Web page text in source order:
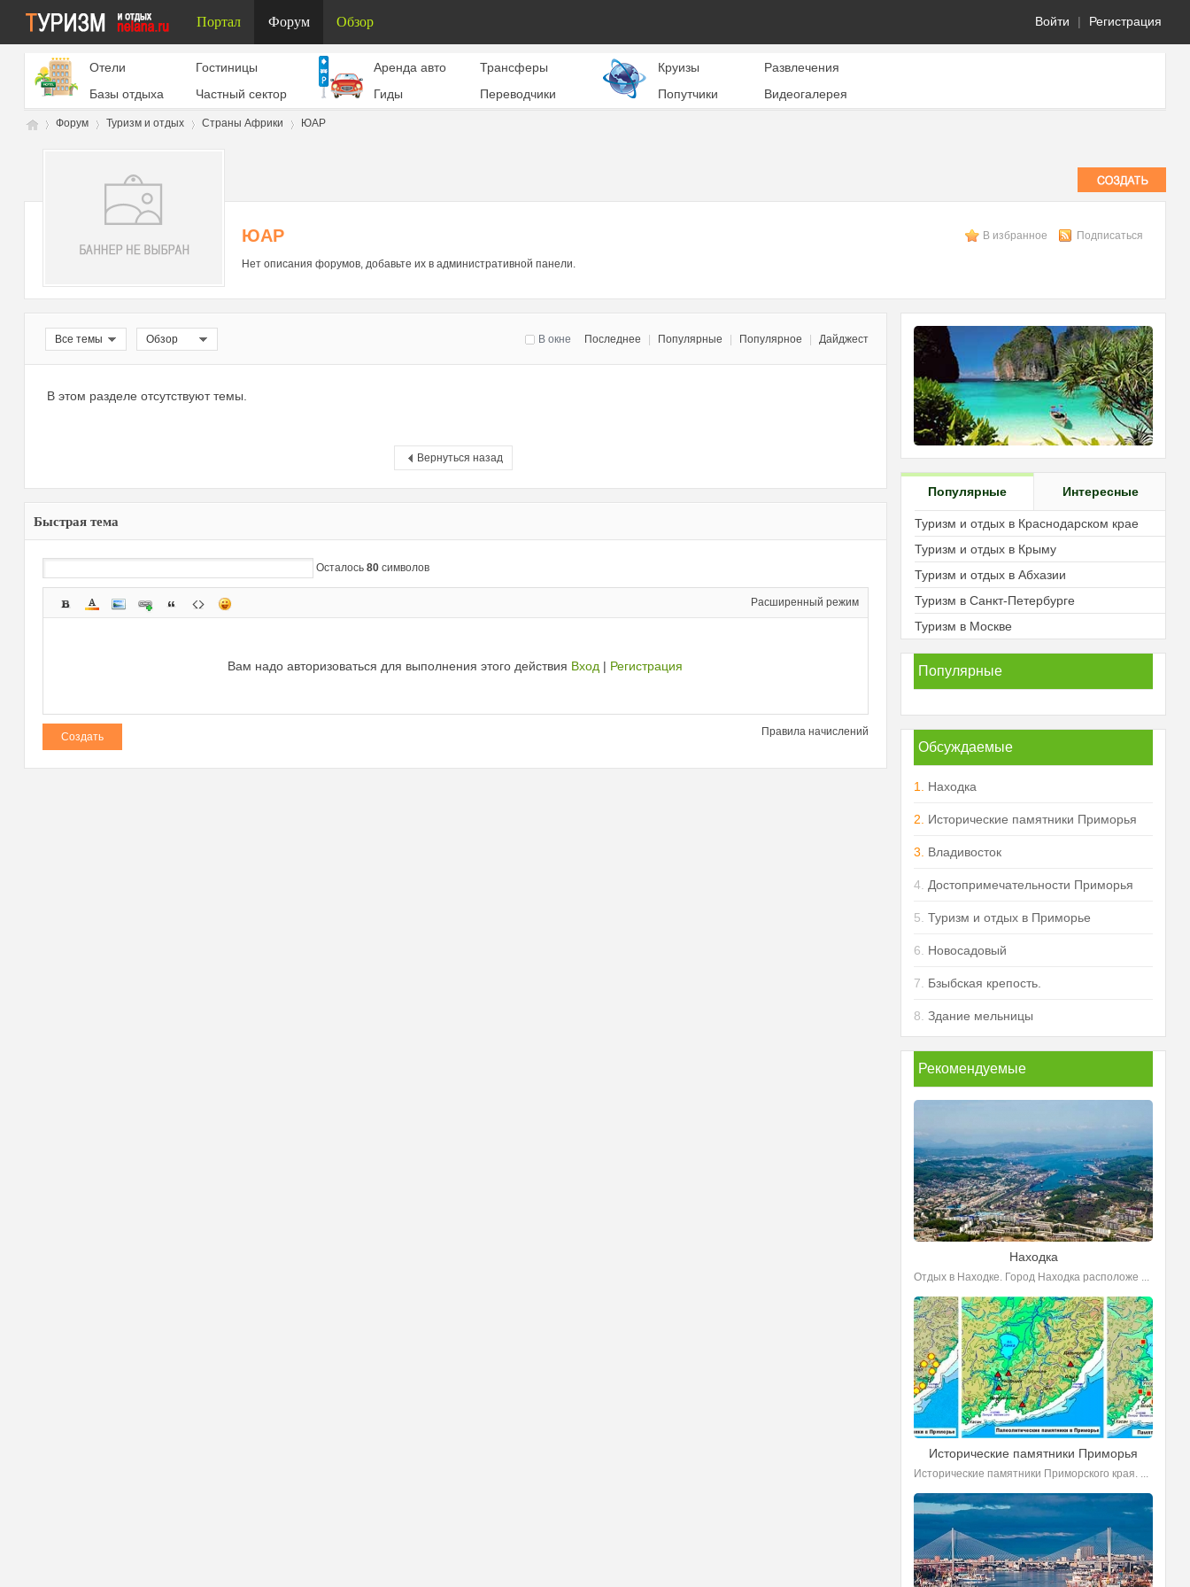
Войти | Регистрация
Портал Форум Обзор
Отели
Гостиницы
Базы отдыха
Частный сектор
Aренда авто
Трансферы
Гиды
Переводчики
Круизы
Развлечения
Попутчики
Видеогалерея
Ту »
Форум Туризм и отдых Страны Африки
›
ЮАР
В избранное Подписаться
ЮАР
Нет описания форумов, добавьте их в административной панели.
Последнее Популярные Популярное Дайджест
В окне
Все темы Обзор
В этом разделе отсутствуют темы.
Вернуться назад
Быстрая тема
Осталось 80символов
Расширенный режим
Вам надо авторизоваться для выполнения этого действия Вход | Регистрация
Правила начислений
Создать
Популярные Интересные
Туризм и отдых в Краснодарском крае
Туризм и отдых в Крыму
Туризм и отдых в Абхазии
Туризм в Санкт-Петербурге
Туризм в Москве
Популярные
Обсуждаемые
1. Находка
2. Исторические памятники Приморья
3. Владивосток
4. Достопримечательности Приморья
5. Туризм и отдых в Приморье
6. Новосадовый
7. Бзыбская крепость.
8. Здание мельницы
Рекомендуемые
Находка
Отдых в Находке. Город Находка расположе ...
Исторические памятники Приморья
Исторические памятники Приморского края. ...